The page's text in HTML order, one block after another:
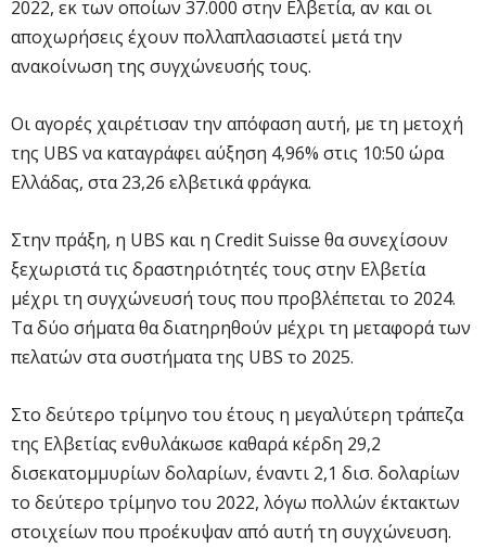
2022, εκ των οποίων 37.000 στην Ελβετία, αν και οι
αποχωρήσεις έχουν πολλαπλασιαστεί μετά την
ανακοίνωση της συγχώνευσής τους.
Οι αγορές χαιρέτισαν την απόφαση αυτή, με τη μετοχή
της UBS να καταγράφει αύξηση 4,96% στις 10:50 ώρα
Ελλάδας, στα 23,26 ελβετικά φράγκα.
Στην πράξη, η UBS και η Credit Suisse θα συνεχίσουν
ξεχωριστά τις δραστηριότητές τους στην Ελβετία
μέχρι τη συγχώνευσή τους που προβλέπεται το 2024.
Τα δύο σήματα θα διατηρηθούν μέχρι τη μεταφορά των
πελατών στα συστήματα της UBS το 2025.
Στο δεύτερο τρίμηνο του έτους η μεγαλύτερη τράπεζα
της Ελβετίας ενθυλάκωσε καθαρά κέρδη 29,2
δισεκατομμυρίων δολαρίων, έναντι 2,1 δισ. δολαρίων
το δεύτερο τρίμηνο του 2022, λόγω πολλών έκτακτων
στοιχείων που προέκυψαν από αυτή τη συγχώνευση.